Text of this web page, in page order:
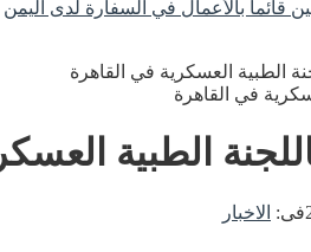
قائماً بالأعمال في السفارة لدى اليمن
الطبية العسكرية في القاهرة
الطبية
فى: الاخبار